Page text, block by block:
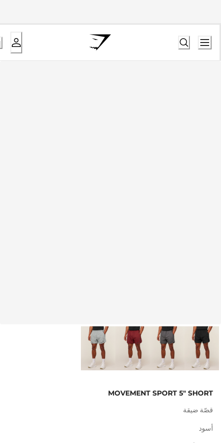
MOVEMENT SPORT 5" SHORT
قصّة ضيقة
أسود